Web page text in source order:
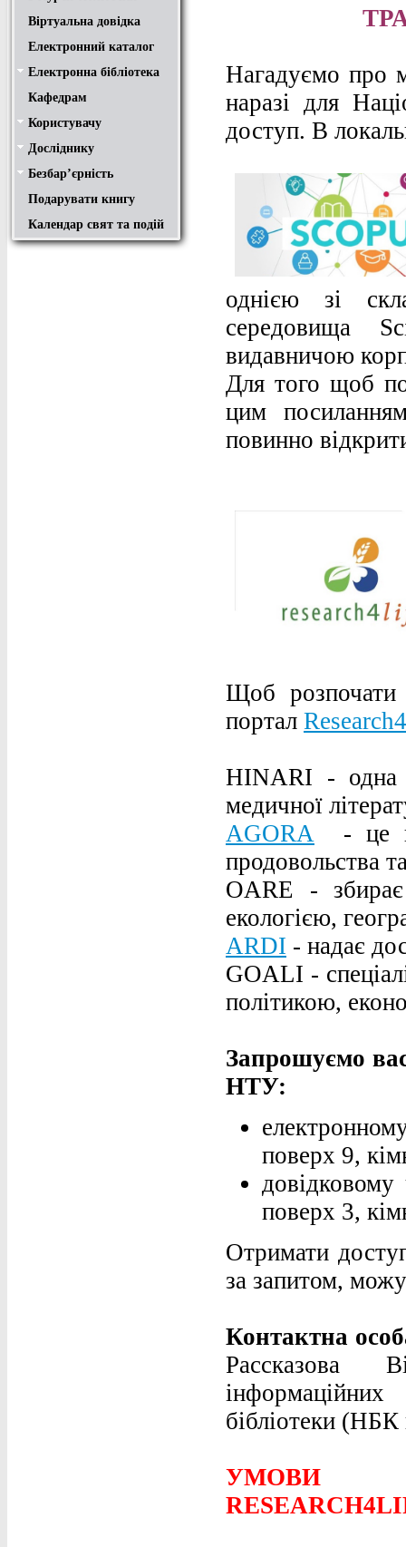
Віртуальна довідка
Електронний каталог
Електронна бібліотека
Положення
Доступ
Авторам
Пошук у ЕК. Інструкція
Кафедрам
Користувачу
Правила користування
Про обхідний лист
Медіатека "NMCBOOK"
Підручники онлайн
Путівник бібліотеками
Переходь на українську
Вивчаємо іноземну мову
Опис документів
Конференції НТУ
Досліднику
Законодавча база
Academic integrity
Плагіат
Локальний доступ
Ресурси вільного доступу
Наукова періодика
Бібліографічні менеджери
Безбар’єрність
Безбар’єрність це…
Путівник веб-ресурсами
Подарувати книгу
Календар свят та подій
Нагадуємо про
наразі для
доступ. В
однією зі
середовища
видавничою
Для того щоб
цим
повинно
Щоб розпочати
портал
HINARI - одна
медичної
AGORA - це
продовольства
OARE -
екологією,
ARDI - надає
GOALI -
політикою,
Запрошуємо
НТУ:
поверх 9,
поверх 3,
Отримати
за запитом,
Контактна
Рассказова
бібліотеки
УМОВИ